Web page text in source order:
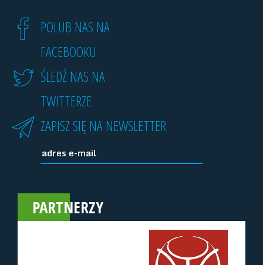
POLUB NAS NA
FACEBOOKU
ŚLEDŹ NAS NA
TWITTERZE
ZAPISZ SIĘ NA NEWSLETTER
PARTNERZY